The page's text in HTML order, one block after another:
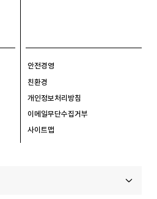
안전경영
친환경
개인정보처리방침
이메일무단수집거부
사이트맵